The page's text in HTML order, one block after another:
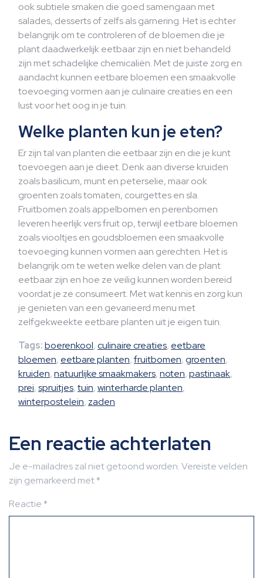
ook subtiele smaken die goed samengaan met
salades, desserts of zelfs als garnering. Het is echter
belangrijk om te controleren of de bloemen die je
plant daadwerkelijk eetbaar zijn en niet behandeld
zijn met schadelijke chemicaliën. Met de juiste zorg en
aandacht kunnen eetbare bloemen een smaakvolle
toevoeging vormen aan je culinaire creaties en een
lust voor het oog in je tuin.
Welke planten kun je eten?
Er zijn tal van planten die eetbaar zijn en die je kunt
toevoegen aan je dieet. Denk aan diverse kruiden
zoals basilicum, munt en peterselie, maar ook
groenten zoals tomaten, courgettes en sla.
Fruitbomen zoals appelbomen en perenbomen
leveren heerlijk vers fruit op, terwijl eetbare bloemen
zoals viooltjes en goudsbloemen een smaakvolle
toevoeging kunnen vormen aan gerechten. Het is
belangrijk om te weten welke delen van de plant
eetbaar zijn en hoe ze veilig kunnen worden bereid
voordat je ze consumeert. Met wat kennis en zorg kun
je genieten van een gevarieerd menu met
zelfgekweekte eetbare planten uit je eigen tuin.
Tags:boerenkool,culinaire creaties, eetbare
bloemen, eetbare planten,fruitbomen,groenten,
kruiden,natuurlijke smaakmakers,noten,pastinaak,
prei,spruitjes,tuin,winterharde planten,
winterpostelein, zaden
Een reactie achterlaten
Je e-mailadres zal niet getoond worden.Vereiste velden
zijn gemarkeerd met*
Reactie*